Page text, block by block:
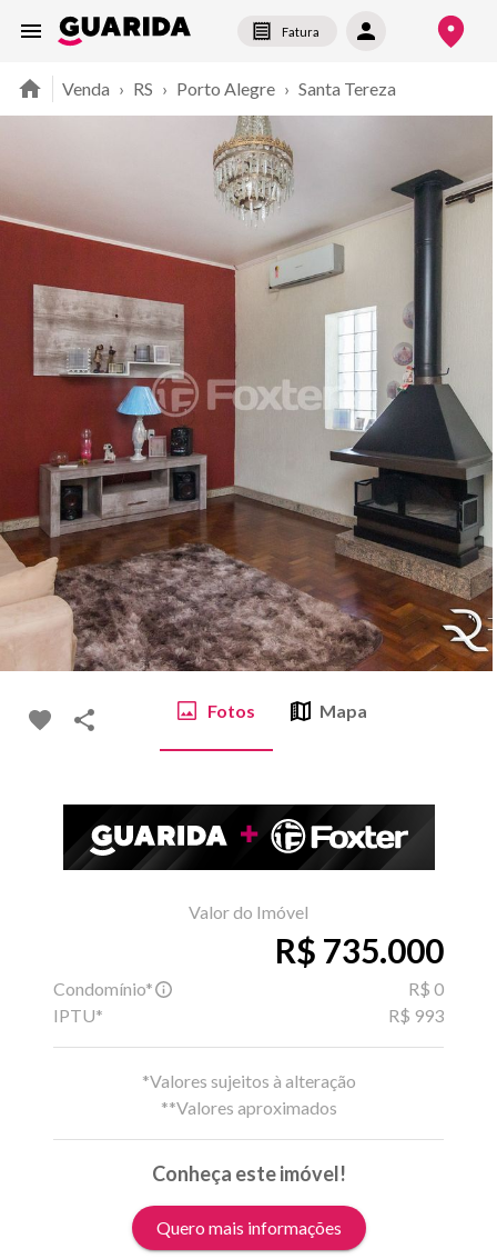
Fatura
Venda › RS › Porto Alegre › Santa Tereza
Fotos Mapa
Valor do Imóvel
R$ 735.000
Condomínio*
R$ 0
IPTU*
R$ 993
*Valores sujeitos à alteração
**Valores aproximados
Conheça este imóvel!
Quero mais informações